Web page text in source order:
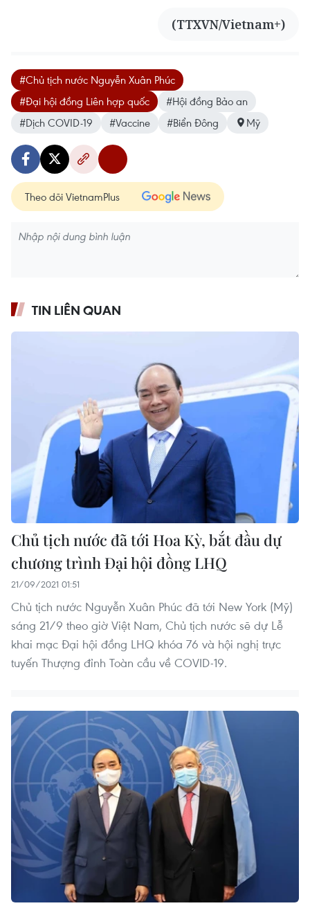
(TTXVN/Vietnam+)
#Chủ tịch nước Nguyễn Xuân Phúc
#Đại hội đồng Liên hợp quốc
#Hội đồng Bảo an
#Dịch COVID-19
#Vaccine #Biển Đông Mỹ
Theo dõi VietnamPlus
TIN LIÊN QUAN
Chủ tịch nước đã tới Hoa Kỳ, bắt đầu dự
chương trình Đại hội đồng LHQ
21/09/2021 01:51
Chủ tịch nước Nguyễn Xuân Phúc đã tới New York (Mỹ)
sáng 21/9 theo giờ Việt Nam, Chủ tịch nước sẽ dự Lễ
khai mạc Đại hội đồng LHQ khóa 76 và hội nghị trực
tuyến Thượng đỉnh Toàn cầu về COVID-19.